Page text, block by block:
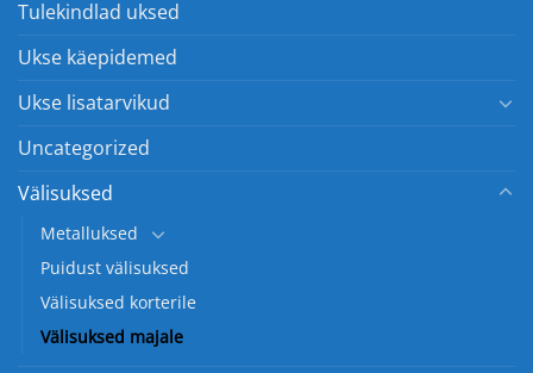
Tulekindlad uksed
Ukse käepidemed
Ukse lisatarvikud
Uncategorized
Välisuksed
Metalluksed
Puidust välisuksed
Välisuksed korterile
Välisuksed majale